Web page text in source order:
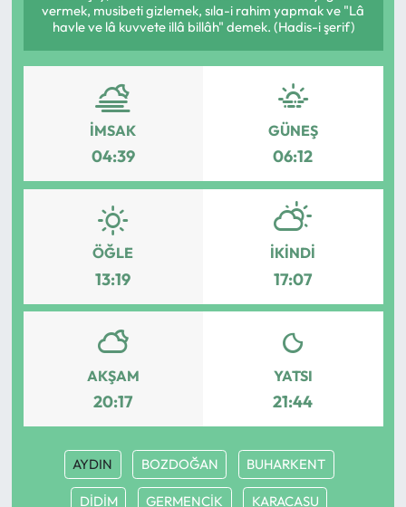
vermek, musibeti gizlemek, sıla-i rahim yapmak ve "Lâ
havle ve lâ kuvvete illâ billâh" demek. (Hadis-i şerif)
İMSAK
04:39
GÜNEŞ
06:12
ÖĞLE
13:19
İKINDI
17:07
AKŞAM
20:17
YATSI
21:44
AYDIN BOZDOĞAN BUHARKENT
DİDİM GERMENCİK KARACASU
Mektup Galeri
Manşet
Karikatür Galeri
ASTROLOJİ
Spor Yazıları
Mektup Galeri
Ekonomi
Sağlık